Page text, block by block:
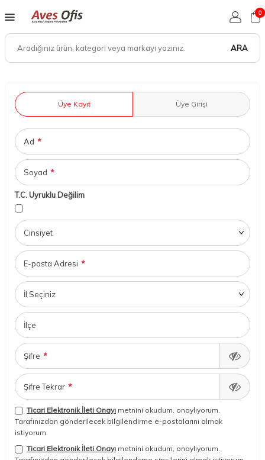
ARA
0
Üye Kayıt Üye Girişi
Ad *
Soyad *
T.C. Uyruklu Değilim
Cinsiyet
E-posta Adresi *
İl Seçiniz
İlçe
Şifre *
Şifre Tekrar *
Ticari Elektronik İleti Onayı metnini okudum, onaylıyorum.
Tarafınızdan gönderilecek bilgilendirme e-postalarını almak
istiyorum.
Ticari Elektronik İleti Onayı metnini okudum, onaylıyorum.